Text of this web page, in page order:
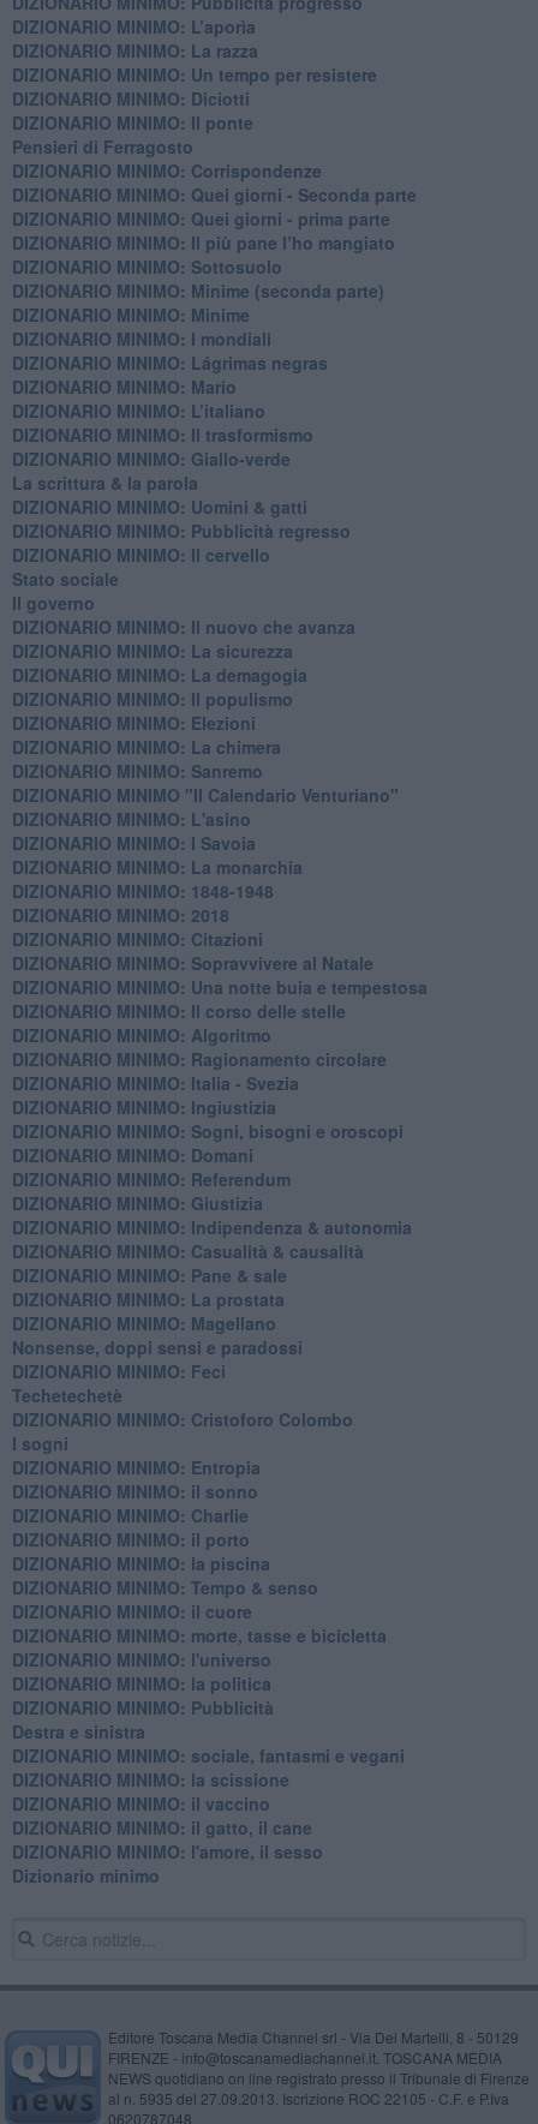
DIZIONARIO MINIMO: L’aporìa
DIZIONARIO MINIMO: La razza
DIZIONARIO MINIMO: Un tempo per resistere
DIZIONARIO MINIMO: Diciotti
DIZIONARIO MINIMO: Il ponte
Pensieri di Ferragosto
DIZIONARIO MINIMO: Corrispondenze
DIZIONARIO MINIMO: Quei giorni - Seconda parte
DIZIONARIO MINIMO: Quei giorni - prima parte
DIZIONARIO MINIMO: Il più pane l’ho mangiato
DIZIONARIO MINIMO: Sottosuolo
DIZIONARIO MINIMO: Minime (seconda parte)
DIZIONARIO MINIMO: Minime
DIZIONARIO MINIMO: ​I mondiali
DIZIONARIO MINIMO: ​Lágrimas negras
DIZIONARIO MINIMO: Mario
DIZIONARIO MINIMO: L’italiano
DIZIONARIO MINIMO: Il trasformismo
DIZIONARIO MINIMO: Giallo-verde
La scrittura & la parola
​DIZIONARIO MINIMO: Uomini & gatti
DIZIONARIO MINIMO: ​Pubblicità regresso
DIZIONARIO MINIMO: Il cervello
Stato sociale
Il governo
DIZIONARIO MINIMO: Il nuovo che avanza
DIZIONARIO MINIMO: La sicurezza
DIZIONARIO MINIMO: La demagogia
DIZIONARIO MINIMO: Il populismo
DIZIONARIO MINIMO: Elezioni
DIZIONARIO MINIMO: La chimera
DIZIONARIO MINIMO: Sanremo
DIZIONARIO MINIMO "Il Calendario Venturiano"
DIZIONARIO MINIMO: L'asino
DIZIONARIO MINIMO: I Savoia
DIZIONARIO MINIMO: La monarchia
DIZIONARIO MINIMO: 1848-1948
DIZIONARIO MINIMO: 2018
DIZIONARIO MINIMO: Citazioni
DIZIONARIO MINIMO: ​Sopravvivere al Natale
DIZIONARIO MINIMO: ​Una notte buia e tempestosa
DIZIONARIO MINIMO: Il corso delle stelle
DIZIONARIO MINIMO: Algoritmo
DIZIONARIO MINIMO: Ragionamento circolare
DIZIONARIO MINIMO: Italia - Svezia
DIZIONARIO MINIMO: ​Ingiustizia
DIZIONARIO MINIMO: ​Sogni, bisogni e oroscopi
DIZIONARIO MINIMO: Domani
DIZIONARIO MINIMO: Referendum
DIZIONARIO MINIMO: Giustizia
DIZIONARIO MINIMO: ​Indipendenza & autonomia
DIZIONARIO MINIMO: ​Casualità & causalità
​DIZIONARIO MINIMO: Pane & sale
DIZIONARIO MINIMO: La prostata
​DIZIONARIO MINIMO: Magellano
Nonsense, doppi sensi e paradossi
DIZIONARIO MINIMO: Feci
Techetechetè
DIZIONARIO MINIMO: Cristoforo Colombo
I sogni
DIZIONARIO MINIMO: Entropia
DIZIONARIO MINIMO: il sonno
DIZIONARIO MINIMO: Charlie
DIZIONARIO MINIMO: il porto
DIZIONARIO MINIMO: la piscina
DIZIONARIO MINIMO: Tempo & senso
DIZIONARIO MINIMO: il cuore
DIZIONARIO MINIMO: morte, tasse e bicicletta
DIZIONARIO MINIMO: l'universo
DIZIONARIO MINIMO: la politica
DIZIONARIO MINIMO: Pubblicità
Destra e sinistra
DIZIONARIO MINIMO: sociale, fantasmi e vegani
DIZIONARIO MINIMO: la scissione
DIZIONARIO MINIMO: il vaccino
DIZIONARIO MINIMO: il gatto, il cane
DIZIONARIO MINIMO: l'amore, il sesso
Dizionario minimo
Editore Toscana Media Channel srl - Via Dei Martelli, 8 - 50129
FIRENZE - info@toscanamediachannel.it. TOSCANA MEDIA
NEWS quotidiano on line registrato presso il Tribunale di Firenze
al n. 5935 del 27.09.2013. Iscrizione ROC 22105 - C.F. e P.Iva
0620787048